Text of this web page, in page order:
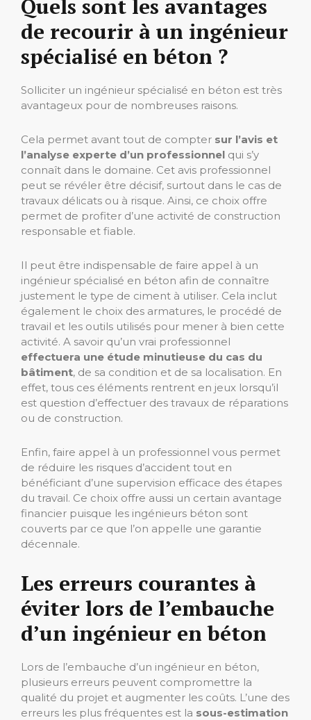
Quels sont les avantages
de recourir à un ingénieur
spécialisé en béton ?
Solliciter un ingénieur spécialisé en béton est très
avantageux pour de nombreuses raisons.
Cela permet avant tout de compter sur l’avis et
l’analyse experte d’un professionnel qui s’y
connaît dans le domaine. Cet avis professionnel
peut se révéler être décisif, surtout dans le cas de
travaux délicats ou à risque. Ainsi, ce choix offre
permet de profiter d’une activité de construction
responsable et fiable.
Il peut être indispensable de faire appel à un
ingénieur spécialisé en béton afin de connaître
justement le type de ciment à utiliser. Cela inclut
également le choix des armatures, le procédé de
travail et les outils utilisés pour mener à bien cette
activité. A savoir qu’un vrai professionnel
effectuera une étude minutieuse du cas du
bâtiment, de sa condition et de sa localisation. En
effet, tous ces éléments rentrent en jeux lorsqu’il
est question d’effectuer des travaux de réparations
ou de construction.
Enfin, faire appel à un professionnel vous permet
de réduire les risques d’accident tout en
bénéficiant d’une supervision efficace des étapes
du travail. Ce choix offre aussi un certain avantage
financier puisque les ingénieurs béton sont
couverts par ce que l’on appelle une garantie
décennale.
Les erreurs courantes à
éviter lors de l’embauche
d’un ingénieur en béton
Lors de l’embauche d’un ingénieur en béton,
plusieurs erreurs peuvent compromettre la
qualité du projet et augmenter les coûts. L’une des
erreurs les plus fréquentes est la sous-estimation